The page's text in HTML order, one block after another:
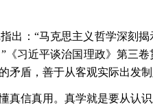
出： “马克思主义哲学深刻
习近平谈治国理政》第三
盾，善于从客观实际出发制
真信真用。真学就是要从认